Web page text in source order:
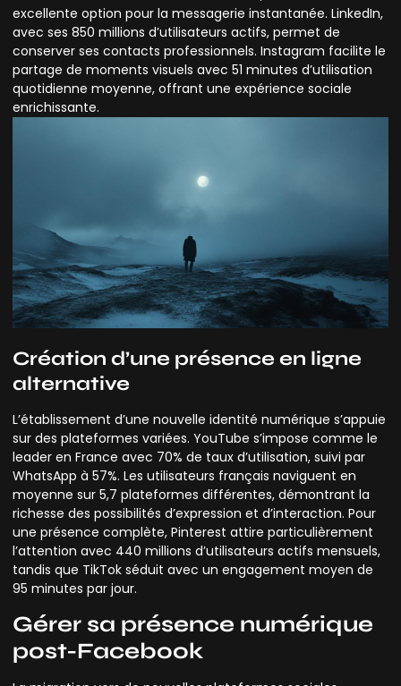
excellente option pour la messagerie instantanée. LinkedIn,
avec ses 850 millions d’utilisateurs actifs, permet de
conserver ses contacts professionnels. Instagram facilite le
partage de moments visuels avec 51 minutes d’utilisation
quotidienne moyenne, offrant une expérience sociale
enrichissante.
Création d’une présence en ligne
alternative
L’établissement d’une nouvelle identité numérique s’appuie
sur des plateformes variées. YouTube s’impose comme le
leader en France avec 70% de taux d’utilisation, suivi par
WhatsApp à 57%. Les utilisateurs français naviguent en
moyenne sur 5,7 plateformes différentes, démontrant la
richesse des possibilités d’expression et d’interaction. Pour
une présence complète, Pinterest attire particulièrement
l’attention avec 440 millions d’utilisateurs actifs mensuels,
tandis que TikTok séduit avec un engagement moyen de
95 minutes par jour.
Gérer sa présence numérique
post-Facebook